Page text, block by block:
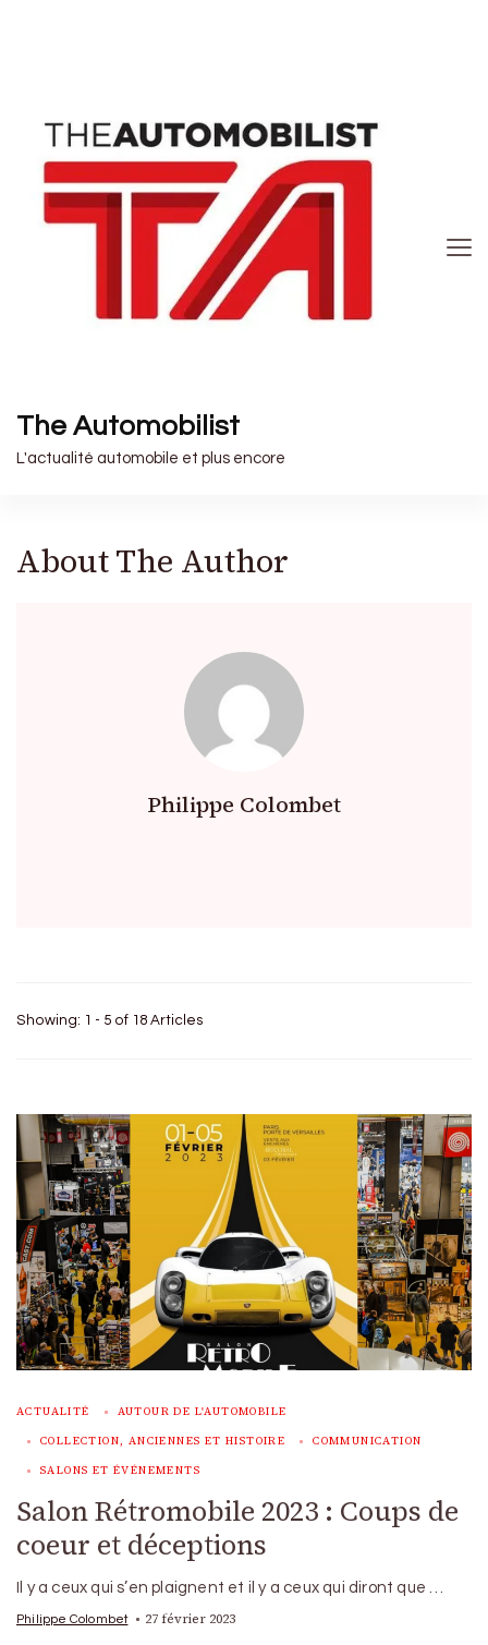
The Automobilist
L'actualité automobile et plus encore
About The Author
Philippe Colombet
Showing: 1 - 5 of 18 Articles
ACTUALITÉ AUTOUR DE L'AUTOMOBILE
COLLECTION, ANCIENNES ET HISTOIRE COMMUNICATION
SALONS ET ÉVÉNEMENTS
Salon Rétromobile 2023 : Coups de
coeur et déceptions
Il y a ceux qui s’en plaignent et il y a ceux qui diront que …
Philippe Colombet 27 février 2023